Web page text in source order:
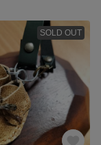
SOLD OUT